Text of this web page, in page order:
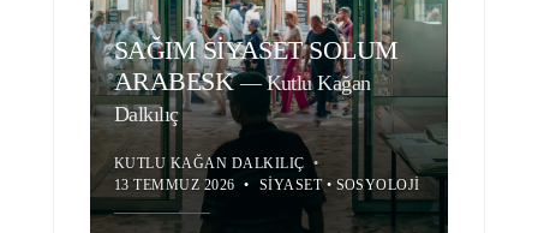
SAĞIM SİYASET SOLUM
ARABESK—Kutlu Kağan
Dalkılıç
KUTLU KAĞAN DALKILIÇ •
13 TEMMUZ 2026 • SIYASET• SOSYOLOJI